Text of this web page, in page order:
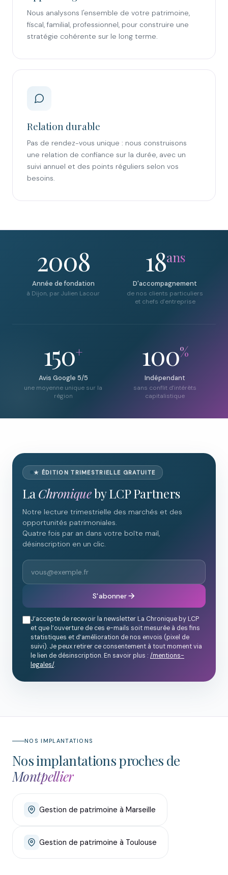
Nous analysons l'ensemble de votre patrimoine,
fiscal, familial, professionnel, pour construire une
stratégie cohérente sur le long terme.
Relation durable
Pas de rendez-vous unique : nous construisons
une relation de confiance sur la durée, avec un
suivi annuel et des points réguliers selon vos
besoins.
2008
Année de fondation
à Dijon, par Julien Lacour
18ans
D'accompagnement
de nos clients particuliers
et chefs d'entreprise
150+
Avis Google 5/5
une moyenne unique sur la
région
100%
Indépendant
sans conflit d'intérêts
capitalistique
★ ÉDITION TRIMESTRIELLE GRATUITE
La Chroniqueby LCP Partners
Notre lecture trimestrielle des marchés et des
opportunités patrimoniales.
Quatre fois par an dans votre boîte mail,
désinscription en un clic.
S'abonner
J’accepte de recevoir la newsletter La Chronique by LCP
et que l’ouverture de ces e-mails soit mesurée à des fins
statistiques et d’amélioration de nos envois (pixel de
suivi). Je peux retirer ce consentement à tout moment via
le lien de désinscription. En savoir plus : /mentions-
legales/.
NOS IMPLANTATIONS
Nos implantations proches de
Montpellier
Gestion de patrimoine à Marseille
Gestion de patrimoine à Toulouse